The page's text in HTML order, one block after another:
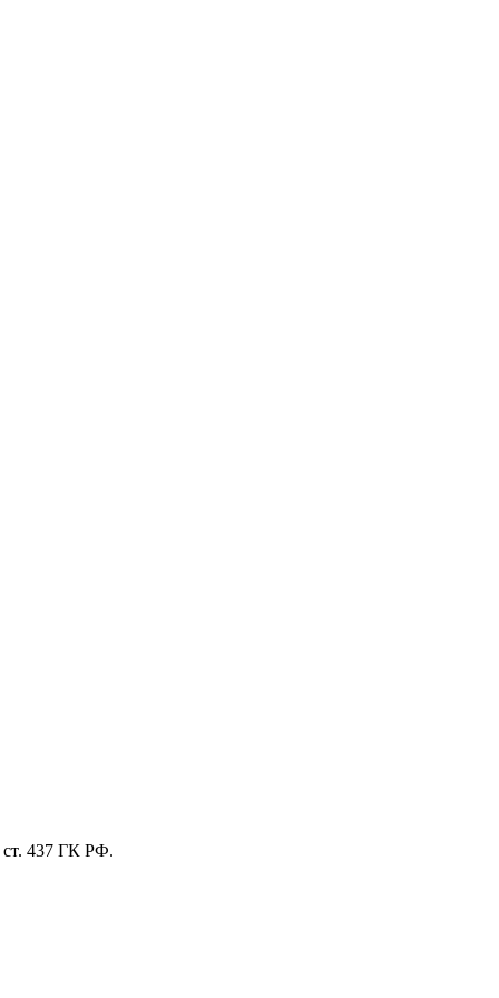
ст. 437 ГК РФ.